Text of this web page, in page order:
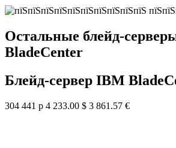
Остальные блейд-
BladeCenter
Блейд-сервер IBM
304 441 р 4 233.00 $ 3 861.57 €